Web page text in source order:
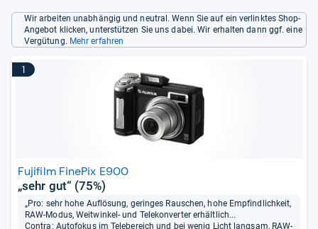
Wir arbeiten unabhängig und neutral. Wenn Sie auf ein verlinktes Shop-
Angebot klicken, unterstützen Sie uns dabei. Wir erhalten dann ggf. eine
Vergütung. Mehr erfahren
1
Fujifilm FinePix E900
„sehr gut“ (75%)
„Pro: sehr hohe Auflösung, geringes Rauschen, hohe Empfindlichkeit,
RAW-Modus, Weitwinkel- und Telekonverter erhältlich...
Contra: Autofokus im Telebereich und bei wenig Licht langsam, RAW-